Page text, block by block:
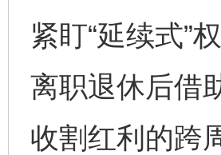
紧盯“延续式”
离职退休后借
收割红利的跨